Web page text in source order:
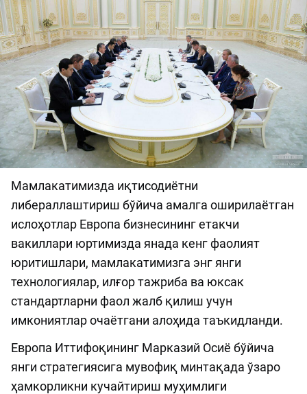
Мамлакатимизда иқтисодиётни
либераллаштириш бўйича амалга оширилаётган
ислоҳотлар Европа бизнесининг етакчи
вакиллари юртимизда янада кенг фаолият
юритишлари, мамлакатимизга энг янги
технологиялар, илғор тажриба ва юксак
стандартларни фаол жалб қилиш учун
имкониятлар очаётгани алоҳида таъкидланди.
Европа Иттифоқининг Марказий Осиё бўйича
янги стратегиясига мувофиқ минтақада ўзаро
ҳамкорликни кучайтириш муҳимлиги